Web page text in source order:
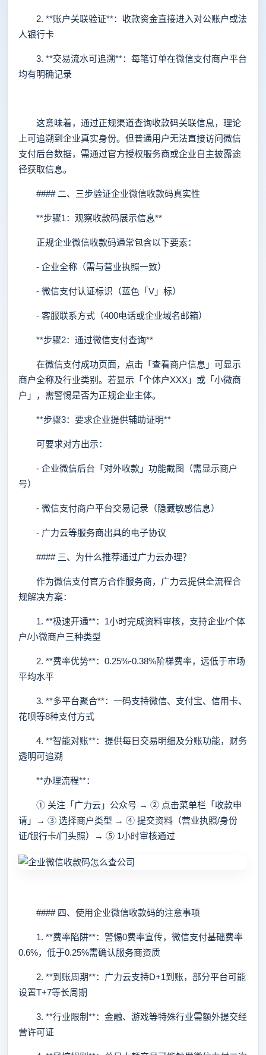
2. **账户关联验证**：收款资金直接进入对公账户或法
人银行卡
3. **交易流水可追溯**：每笔订单在微信支付商户平台
均有明确记录
这意味着，通过正规渠道查询收款码关联信息，理论
上可追溯到企业真实身份。但普通用户无法直接访问微信
支付后台数据，需通过官方授权服务商或企业自主披露途
径获取信息。
#### 二、三步验证企业微信收款码真实性
**步骤1：观察收款码展示信息**
正规企业微信收款码通常包含以下要素：
- 企业全称（需与营业执照一致）
- 微信支付认证标识（蓝色「V」标）
- 客服联系方式（400电话或企业域名邮箱）
**步骤2：通过微信支付查询**
在微信支付成功页面，点击「查看商户信息」可显示
商户全称及行业类别。若显示「个体户XXX」或「小微商
户」，需警惕是否为正规企业主体。
**步骤3：要求企业提供辅助证明**
可要求对方出示：
- 企业微信后台「对外收款」功能截图（需显示商户
号）
- 微信支付商户平台交易记录（隐藏敏感信息）
- 广力云等服务商出具的电子协议
#### 三、为什么推荐通过广力云办理？
作为微信支付官方合作服务商，广力云提供全流程合
规解决方案：
1. **极速开通**：1小时完成资料审核，支持企业/个体
户/小微商户三种类型
2. **费率优势**：0.25%-0.38%阶梯费率，远低于市场
平均水平
3. **多平台聚合**：一码支持微信、支付宝、信用卡、
花呗等8种支付方式
4. **智能对账**：提供每日交易明细及分账功能，财务
透明可追溯
**办理流程**：
① 关注「广力云」公众号 → ② 点击菜单栏「收款申
请」→ ③ 选择商户类型 → ④ 提交资料（营业执照/身份
证/银行卡/门头照）→ ⑤ 1小时审核通过
#### 四、使用企业微信收款码的注意事项
1. **费率陷阱**：警惕0费率宣传，微信支付基础费率
0.6%，低于0.25%需确认服务商资质
2. **到账周期**：广力云支持D+1到账，部分平台可能
设置T+7等长周期
3. **行业限制**：金融、游戏等特殊行业需额外提交经
营许可证